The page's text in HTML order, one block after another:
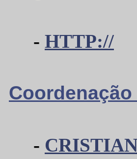
- HTTP://
-